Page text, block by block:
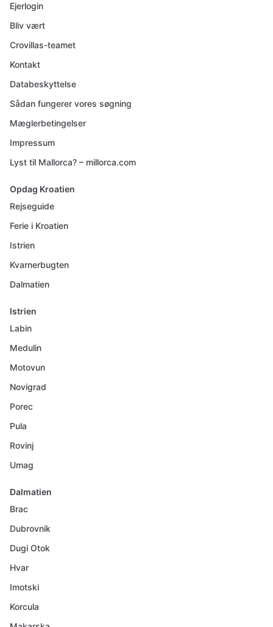
Ejerlogin
Bliv vært
Crovillas-teamet
Kontakt
Databeskyttelse
Sådan fungerer vores søgning
Mæglerbetingelser
Impressum
Lyst til Mallorca? – millorca.com
Opdag Kroatien
Rejseguide
Ferie i Kroatien
Istrien
Kvarnerbugten
Dalmatien
Istrien
Labin
Medulin
Motovun
Novigrad
Porec
Pula
Rovinj
Umag
Dalmatien
Brac
Dubrovnik
Dugi Otok
Hvar
Imotski
Korcula